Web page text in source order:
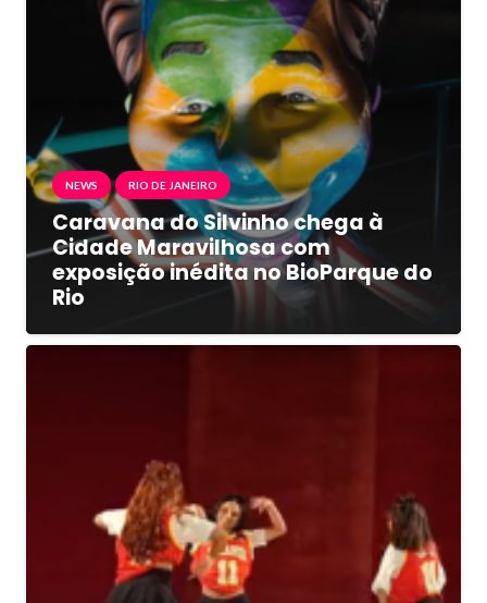
NEWS RIO DE JANEIRO
Caravana do Silvinho chega à
Cidade Maravilhosa com
exposição inédita no BioParque do
Rio